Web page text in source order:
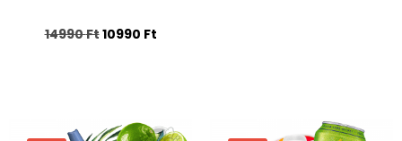
14990Ft10990 Ft